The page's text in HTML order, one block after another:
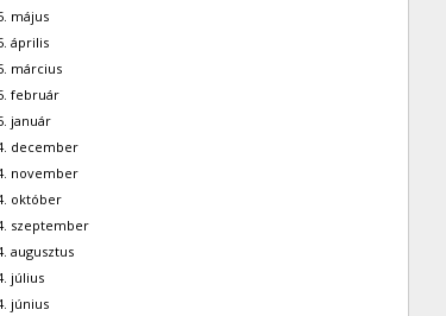
május
április
március
február
január
december
november
október
szeptember
augusztus
július
június